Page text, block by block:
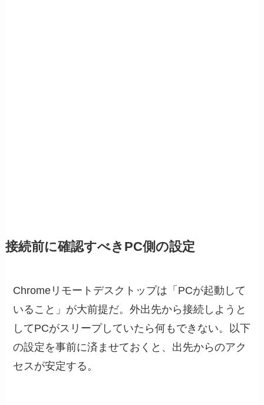
接続前に確認すべきPC側の設定
Chromeリモートデスクトップは「PCが起動して
いること」が大前提だ。外出先から接続しようと
してPCがスリープしていたら何もできない。以下
の設定を事前に済ませておくと、出先からのアク
セスが安定する。